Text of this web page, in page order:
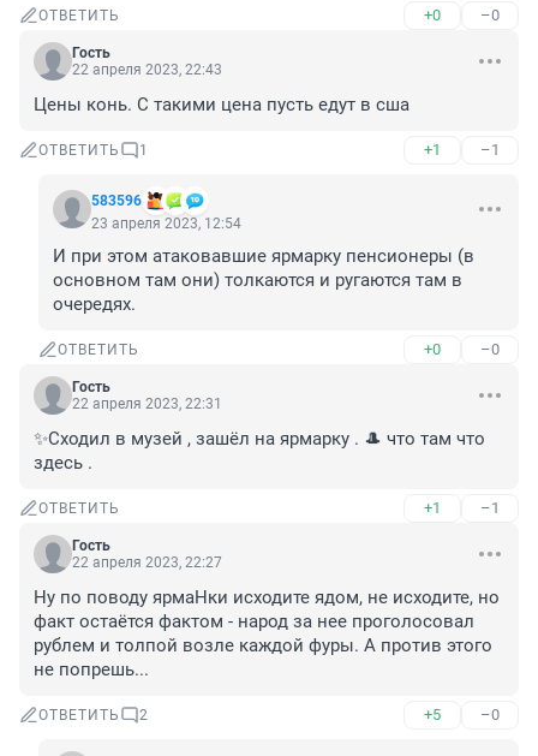
ОТВЕТИТЬ +0 –0
Гость
22 апреля 2023, 22:43
Цены конь. С такими цена пусть едут в сша
ОТВЕТИТЬ 1 +1 –1
583596
23 апреля 2023, 12:54
И при этом атаковавшие ярмарку пенсионеры (в
основном там они) толкаются и ругаются там в
очередях.
ОТВЕТИТЬ +0 –0
Гость
22 апреля 2023, 22:31
✨Сходил в музей , зашёл на ярмарку . 🎩 что там что
здесь .
ОТВЕТИТЬ +1 –1
Гость
22 апреля 2023, 22:27
Ну по поводу ярмаНки исходите ядом, не исходите, но
факт остаётся фактом - народ за нее проголосовал
рублем и толпой возле каждой фуры. А против этого
не попрешь...
ОТВЕТИТЬ 2 +5 –0